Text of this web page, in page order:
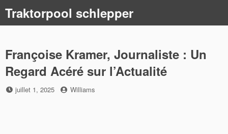
content
Traktorpool schlepper
Françoise Kramer, Journaliste : Un
Regard Acéré sur l’Actualité
Posted
juillet 1, 2025 by
Williams